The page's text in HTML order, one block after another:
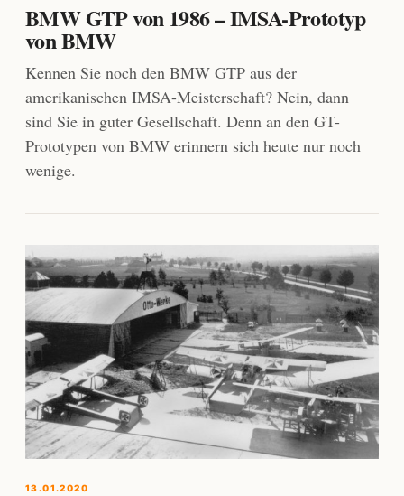
BMW GTP von 1986 – IMSA-Prototyp
von BMW
Kennen Sie noch den BMW GTP aus der
amerikanischen IMSA-Meisterschaft? Nein, dann
sind Sie in guter Gesellschaft. Denn an den GT-
Prototypen von BMW erinnern sich heute nur noch
wenige.
13.01.2020